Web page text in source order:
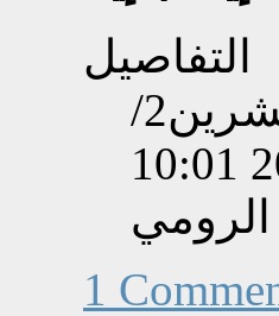
التفاصيل
تم إنشاءه بتاريخ الثلاثاء, 15 تشرين2/
1